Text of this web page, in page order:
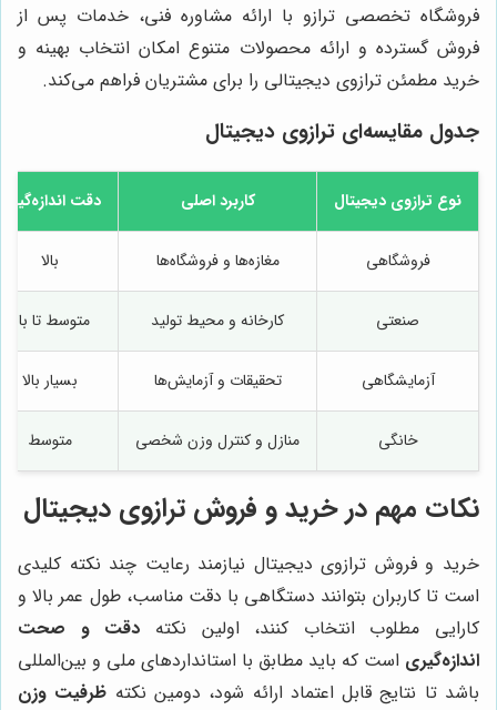
فروشگاه تخصصی ترازو با ارائه مشاوره فنی، خدمات پس از
فروش گسترده و ارائه محصولات متنوع امکان انتخاب بهینه و
خرید مطمئن ترازوی دیجیتالی را برای مشتریان فراهم می‌کند.
جدول مقایسه‌ای ترازوی دیجیتال
نوع ترازوی دیجیتال کاربرد اصلی دقت اندازه‌گیری
فروشگاهی مغازه‌ها و فروشگاه‌ها بالا
صنعتی کارخانه و محیط تولید متوسط تا بالا
آزمایشگاهی تحقیقات و آزمایش‌ها بسیار بالا
خانگی منازل و کنترل وزن شخصی متوسط
نکات مهم در خرید و فروش ترازوی دیجیتال
خرید و فروش ترازوی دیجیتال نیازمند رعایت چند نکته کلیدی
است تا کاربران بتوانند دستگاهی با دقت مناسب، طول عمر بالا و
کارایی مطلوب انتخاب کنند، اولین نکته دقت و صحت
اندازه‌گیری است که باید مطابق با استانداردهای ملی و بین‌المللی
باشد تا نتایج قابل اعتماد ارائه شود، دومین نکته ظرفیت وزن